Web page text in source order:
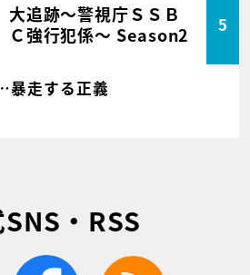
大追跡～警視庁ＳＳＢ
Ｃ強行犯係～ Season2
5
走する正義
・RSS
twitter facebook